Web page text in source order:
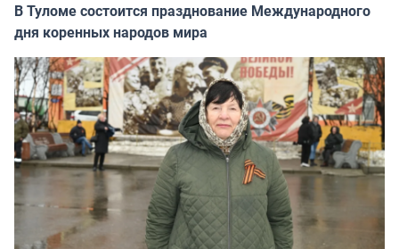
В Туломе состоится празднование Международного
дня коренных народов мира